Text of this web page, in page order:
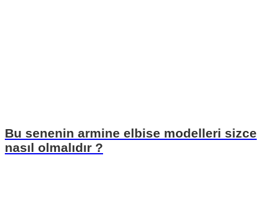
Bu senenin armine elbise modelleri sizce
nasıl olmalıdır ?